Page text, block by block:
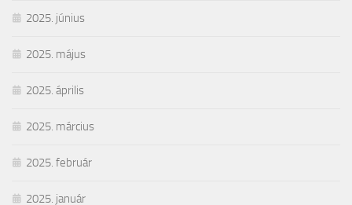
2025. június
2025. május
2025. április
2025. március
2025. február
2025. január